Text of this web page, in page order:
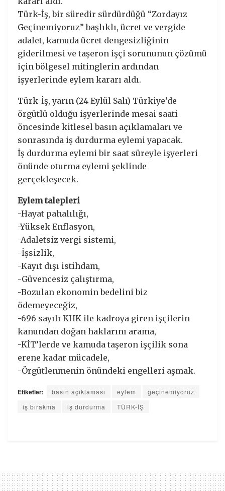
Türk-İş, bir süredir sürdürdüğü “Zordayız
Geçinemiyoruz” başlıklı, ücret ve vergide
adalet, kamuda ücret dengesizliğinin
giderilmesi ve taşeron işçi sorununun çözümü
için bölgesel mitinglerin ardından
işyerlerinde eylem kararı aldı.
Türk-İş, yarın (24 Eylül Salı) Türkiye’de
örgütlü olduğu işyerlerinde mesai saati
öncesinde kitlesel basın açıklamaları ve
sonrasında iş durdurma eylemi yapacak.
İş durdurma eylemi bir saat süreyle işyerleri
önünde oturma eylemi şeklinde
gerçekleşecek.
Eylem talepleri
-Hayat pahalılığı,
-Yüksek Enflasyon,
-Adaletsiz vergi sistemi,
-İşsizlik,
-Kayıt dışı istihdam,
-Güvencesiz çalıştırma,
-Bozulan ekonomin bedelini biz
ödemeyeceğiz,
-696 sayılı KHK ile kadroya giren işçilerin
kanundan doğan haklarını arama,
-KİT’lerde ve kamuda taşeron işçilik sona
erene kadar mücadele,
-Örgütlenmenin önündeki engelleri aşmak.
Etiketler: basın açıklaması eylem
geçinemiyoruz
iş bırakma
iş durdurma TÜRK-İŞ